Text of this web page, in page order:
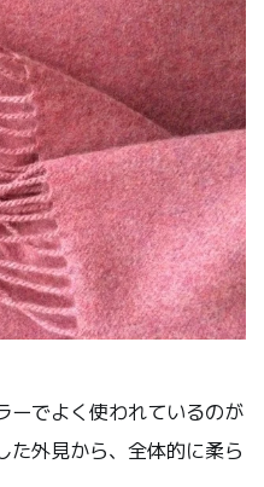
ーでよく使われているのが
た外見から、全体的に柔ら